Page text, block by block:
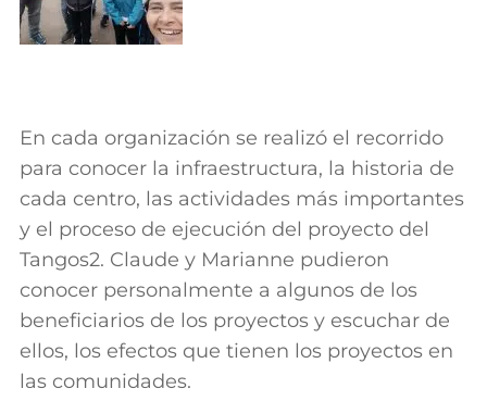
En cada organización se realizó el recorrido
para conocer la infraestructura, la historia de
cada centro, las actividades más importantes
y el proceso de ejecución del proyecto del
Tangos2. Claude y Marianne pudieron
conocer personalmente a algunos de los
beneficiarios de los proyectos y escuchar de
ellos, los efectos que tienen los proyectos en
las comunidades.